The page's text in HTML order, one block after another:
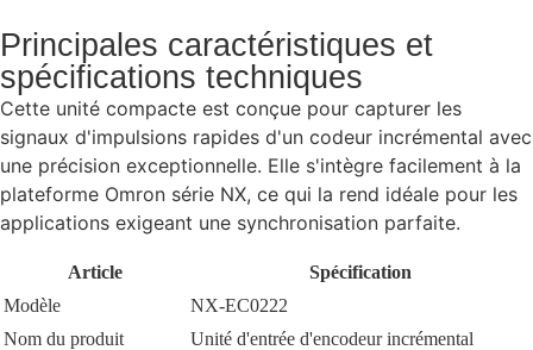
Principales caractéristiques et
spécifications techniques
Cette unité compacte est conçue pour capturer les
signaux d'impulsions rapides d'un codeur incrémental avec
une précision exceptionnelle. Elle s'intègre facilement à la
plateforme Omron série NX, ce qui la rend idéale pour les
applications exigeant une synchronisation parfaite.
Article
Spécification
Modèle
NX-EC0222
Nom du produit
Unité d'entrée d'encodeur incrémental